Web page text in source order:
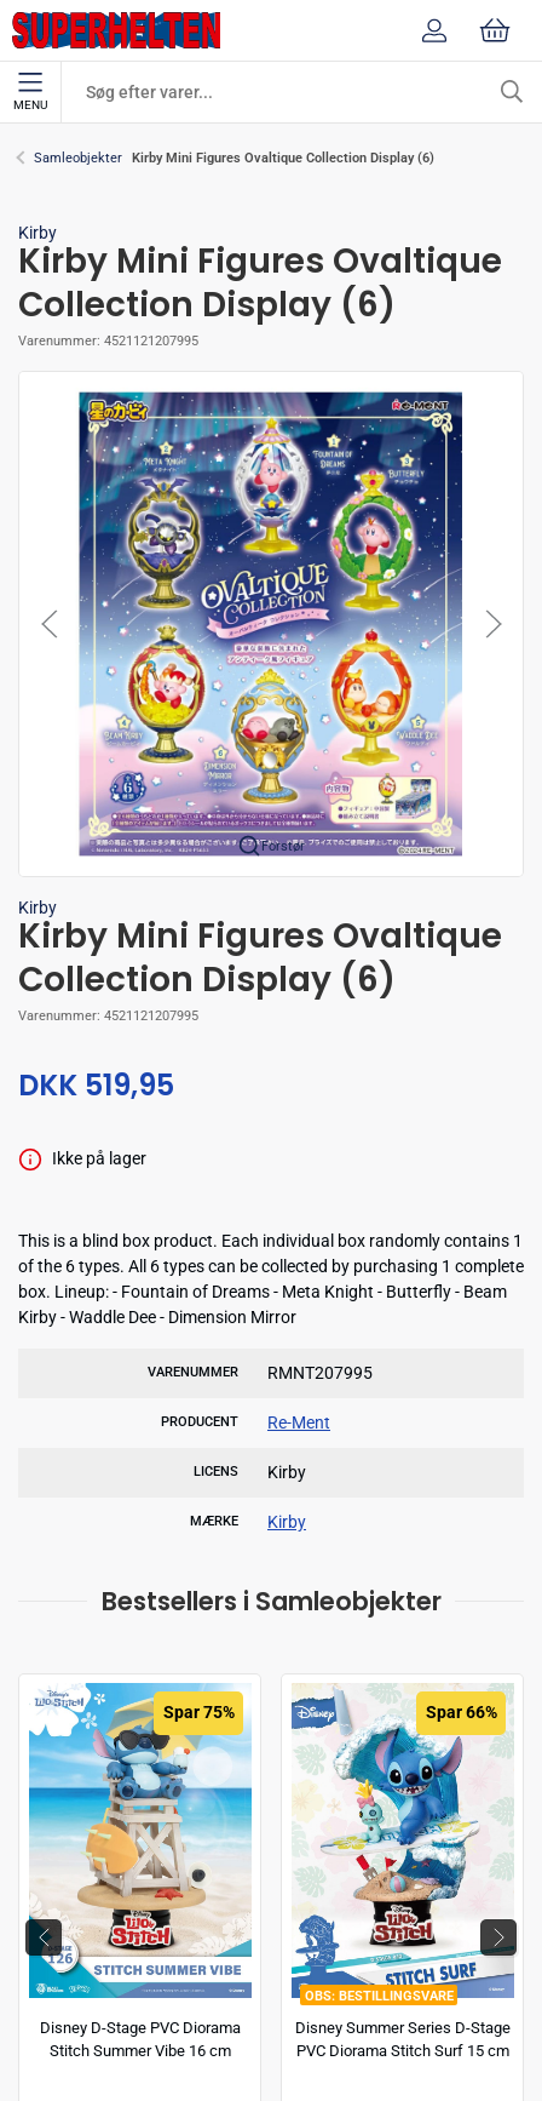
MENU
Samleobjekter Kirby Mini Figures Ovaltique Collection Display (6)
Kirby
Kirby Mini Figures Ovaltique
Collection Display (6)
Varenummer: 4521121207995
Forstør
Kirby
Kirby Mini Figures Ovaltique
Collection Display (6)
Varenummer: 4521121207995
DKK 519,95
Ikke på lager
This is a blind box product. Each individual box randomly contains 1
of the 6 types. All 6 types can be collected by purchasing 1 complete
box. Lineup: - Fountain of Dreams - Meta Knight - Butterfly - Beam
Kirby - Waddle Dee - Dimension Mirror
VARENUMMER RMNT207995
PRODUCENT Re-Ment
LICENS Kirby
MÆRKE Kirby
Bestsellers i Samleobjekter
Spar 75%
Disney D-Stage PVC Diorama
Stitch Summer Vibe 16 cm
BESTILLINGSVARE
Spar 66%
Disney Summer Series D-Stage
PVC Diorama Stitch Surf 15 cm